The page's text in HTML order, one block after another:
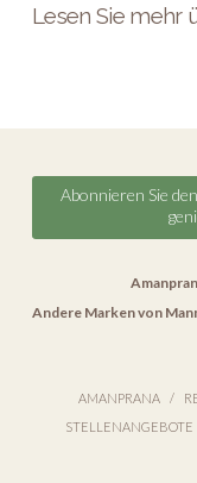
Lesen Sie mehr
Abonnieren Sie
Andere Marken von
AMANPRANA
STELLENANGEBOTE